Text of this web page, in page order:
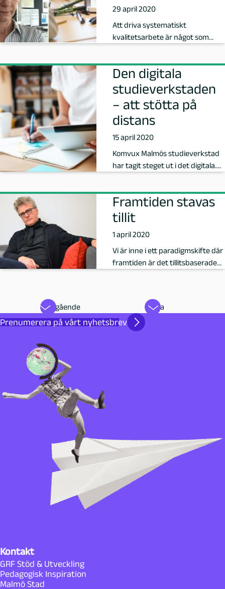
2
29 april 2020
Att driva systematiskt
kvalitetsarbete är något som
Den digitala
studieverkstaden
– att stötta på
distans
15 april 2020
Komvux Malmös studieverkstad
har tagit steget ut i det digitala.
Framtiden stavas
tillit
1 april 2020
Vi är inne i ett paradigmskifte där
framtiden är det tillitsbaserade
Föregående Nästa
Prenumerera på vårt nyhetsbrev
Kontakt
GRF Stöd & Utveckling
Pedagogisk Inspiration
Malmö Stad